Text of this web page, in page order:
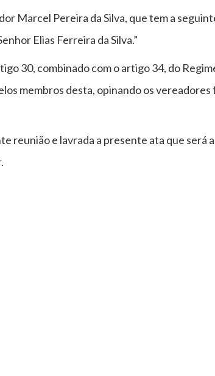
Marcel Pereira da Silva, que tem a
Elias Ferreira da Silva.”
30, combinado com o artigo 34, do
membros desta, opinando os vereadores
reunião e lavrada a presente ata que será